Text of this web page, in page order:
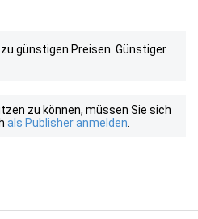
günstigen Preisen. Günstiger
zu können, müssen Sie sich
als Publisher anmelden